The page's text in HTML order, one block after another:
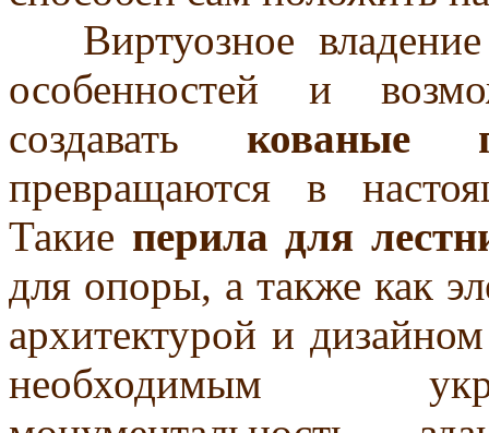
Виртуозное владение
особенностей и
создавать кованые
превращаются в
Такие перила для
для опоры, а также как
архитектурой и
необходимым